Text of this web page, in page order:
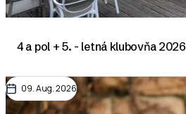
4 a pol + 5. - letná klubovňa 2026
09. Aug. 2026